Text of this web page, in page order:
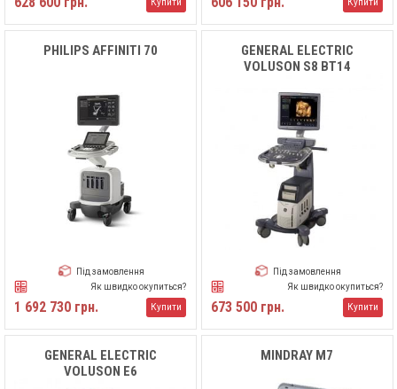
Купити Купити
PHILIPS AFFINITI 70
Під замовлення
Як швидко окупиться?
1 692 730 грн. Купити
GENERAL ELECTRIC
VOLUSON S8 BT14
Під замовлення
Як швидко окупиться?
673 500 грн. Купити
GENERAL ELECTRIC
VOLUSON E6
MINDRAY M7